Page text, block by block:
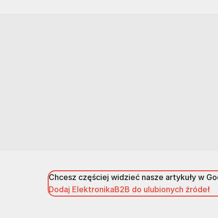
Chcesz częściej widzieć nasze artykuły w
Dodaj ElektronikaB2B do ulubionych źródeł